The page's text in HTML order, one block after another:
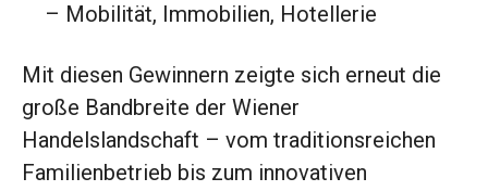
– Mobilität, Immobilien, Hotellerie
Mit diesen Gewinnern zeigte sich erneut die
große Bandbreite der Wiener
Handelslandschaft – vom traditionsreichen
Familienbetrieb bis zum innovativen